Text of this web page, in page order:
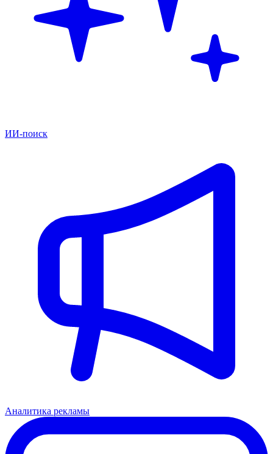
ИИ-поиск
Аналитика рекламы